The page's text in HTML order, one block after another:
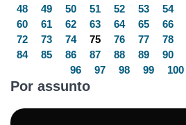
48
49 50 51 52 53 54
60
61 62 63 64 65 66
72
73 74 75 76 77 78
84
85 86 87 88 89 90
96
97 98 99 100
Por assunto